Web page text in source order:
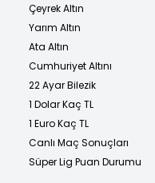
Çeyrek Altın
Yarım Altın
Ata Altın
Cumhuriyet Altını
22 Ayar Bilezik
1 Dolar Kaç TL
1 Euro Kaç TL
Canlı Maç Sonuçları
Süper Lig Puan Durumu